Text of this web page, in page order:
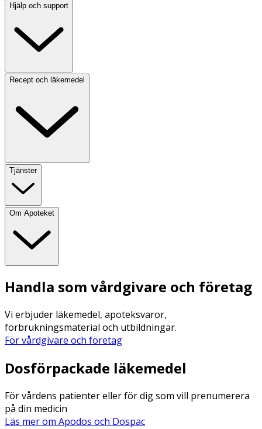
Hjälp och support
Recept och läkemedel
Tjänster
Om Apoteket
Handla som vårdgivare och företag
Vi erbjuder läkemedel, apoteksvaror,
förbrukningsmaterial och utbildningar.
För vårdgivare och företag
Dosförpackade läkemedel
För vårdens patienter eller för dig som vill prenumerera
på din medicin
Läs mer om Apodos och Dospac